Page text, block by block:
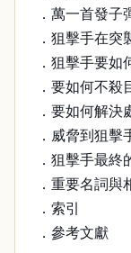
．萬一首發子
．狙擊手在突
．狙擊手要如
．要如何不殺
．要如何解決
．威脅到狙擊
．狙擊手最終
．重要名詞與
．索引
．參考文獻